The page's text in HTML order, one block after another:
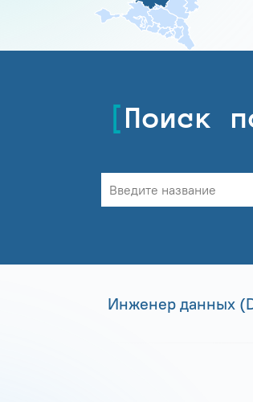
Поиск
Инженер данных